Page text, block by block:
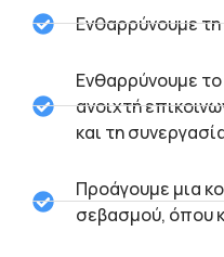
Ενθαρρύνουμε
Ενθαρρύνουμε
ανοιχτή
και τη
Προάγουμε μια
σεβασμού, όπου